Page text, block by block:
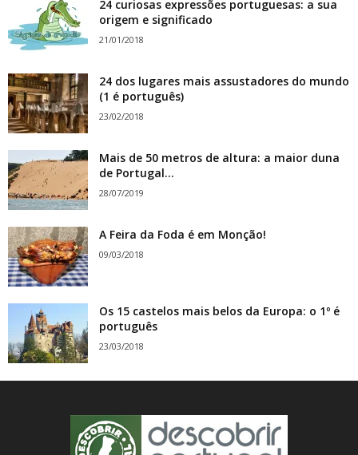
24 curiosas expressões portuguesas: a sua
origem e significado
21/01/2018
24 dos lugares mais assustadores do mundo
(1 é português)
23/02/2018
Mais de 50 metros de altura: a maior duna
de Portugal...
28/07/2019
A Feira da Foda é em Monção!
09/03/2018
Os 15 castelos mais belos da Europa: o 1º é
português
23/03/2018